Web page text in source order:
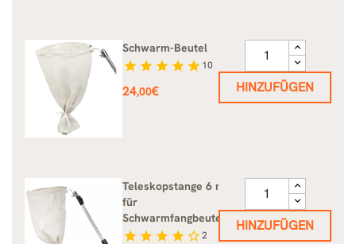
Schwarm-Beutel
star star star star star 10
Preis
24,00€ HINZUFÜGEN
Teleskopstange 6 m
für
Schwarmfangbeutel
star star star star star_border2
HINZUFÜGEN